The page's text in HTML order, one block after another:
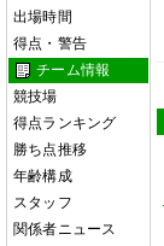
出場時間
得点・警告
チーム情報
競技場
得点ランキング
勝ち点推移
年齢構成
スタッフ
関係者ニュース